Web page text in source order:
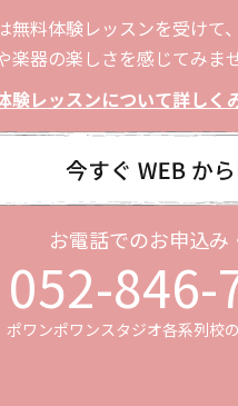
無料体験レッスンを受けて
楽器の楽しさを感じてみま
験レッスンについて詳しく
お電話でのお申込み
052-846-
ポワンポワンスタジオ各系列校の